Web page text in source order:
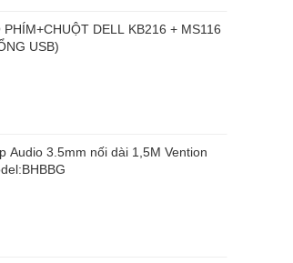
PHÍM+CHUỘT DELL KB216 + MS116
USB)
Audio 3.5mm nối dài 1,5M Vention